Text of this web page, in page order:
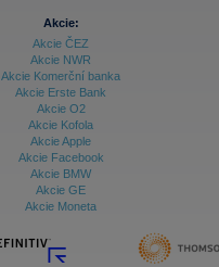
Akcie:
Akcie ČEZ
Akcie NWR
Akcie Komerční banka
Akcie Erste Bank
Akcie O2
Akcie Kofola
Akcie Apple
Akcie Facebook
Akcie BMW
Akcie GE
Akcie Moneta